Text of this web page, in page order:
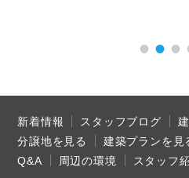
新着情報 スタッフブログ
分譲地を見る
建築プランを見
Q&A
周辺の環境 スタッフ